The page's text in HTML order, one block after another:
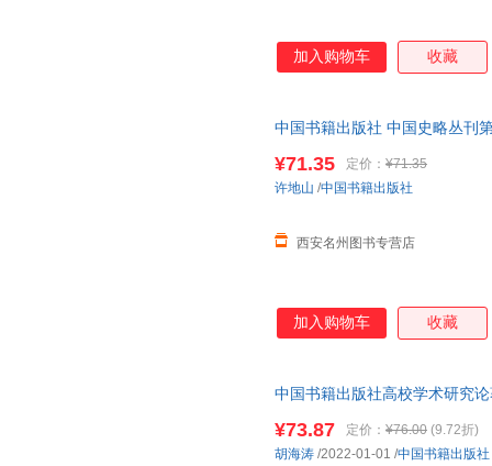
加入购物车 收藏
中国书籍出版社 中国史略丛刊
下单，本店所有商品均可开票】
¥71.35 定价： ¥71.35
西安名州图书专营店
许地山 /中国书籍出版社
加入购物车 收藏
中国书籍出版社高校学术研究
¥73.87 定价： ¥76.00 (9.72折)
胡海涛 /2022-01-01 /中国书籍出版社